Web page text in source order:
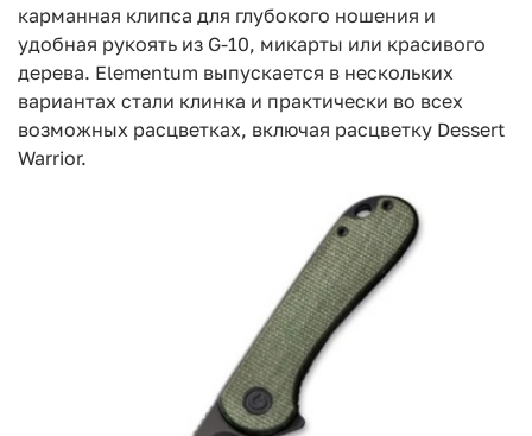
карманная клипса для глубокого ношения и
удобная рукоять из G-10, микарты или красивого
дерева. Elementum выпускается в нескольких
вариантах стали клинка и практически во всех
возможных расцветках, включая расцветку Dessert
Warrior.